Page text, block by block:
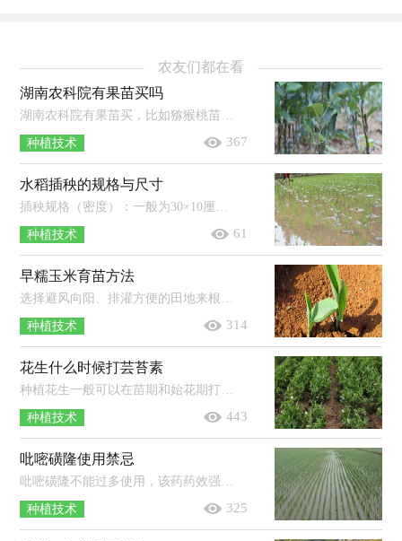
农友们都在看
湖南农科院有果苗买吗
湖南农科院有果苗买，比如猕猴桃苗等树苗。果苗即为果树的幼苗，一般是经过人工培育而成的，其种类极多，培育地在全国各地均有分布，比如广...
种植技术 367
水稻插秧的规格与尺寸
插秧规格（密度）：一般为30×10厘米（10-12厘米），每平方米可插秧25-33穴，每穴可插5-7株秧苗，基本苗数一般为125-200株/平方米。插秧尺寸（距离）：...
种植技术 61
早糯玉米育苗方法
选择避风向阳、排灌方便的田地来根据不同的育苗方式整地以及做苗床，然后在播种前晒种1-2天，并进行选种（去除病籽、虫籽、破籽等），再按...
种植技术 314
花生什么时候打芸苔素
种植花生一般可以在苗期和始花期打芸苔素。苗期：用有效成分的含量为0.5-1毫克/升的芸苔素内酯对花生幼苗的茎叶进行喷施即可，喷施后...
种植技术 443
吡嘧磺隆使用禁忌
种植技术 325